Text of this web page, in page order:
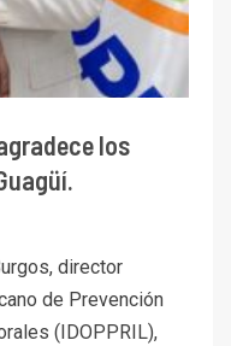
los
director
de Prevención
(IDOPPRIL),